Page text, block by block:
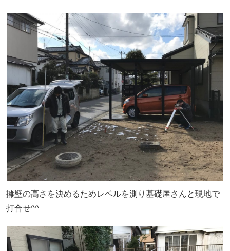
擁壁の高さを決めるためレベルを測り基礎屋さんと現地で
打合せ^^